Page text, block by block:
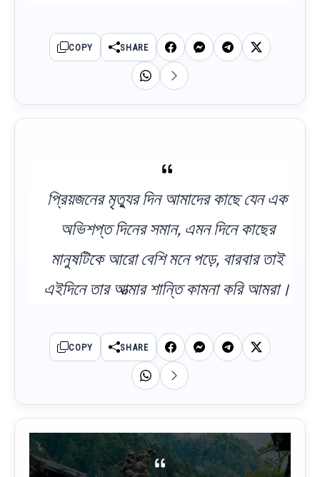
COPY SHARE
প্রিয়জনের মৃত্যুর দিন আমাদের কাছে যেন এক
অভিশপ্ত দিনের সমান, এমন দিনে কাছের
মানুষটিকে আরো বেশি মনে পড়ে, বারবার তাই
এইদিনে তার আত্মার শান্তি কামনা করি আমরা।
COPY SHARE